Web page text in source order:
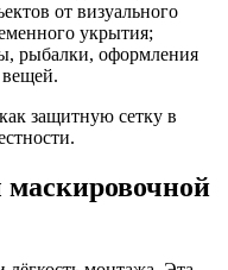
от визуального
укрытия;
рыбалки, оформления
защитную сетку в